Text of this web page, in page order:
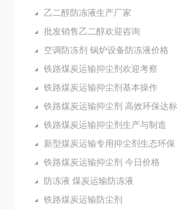
乙二醇防冻液生产厂家
批发销售乙二醇欢迎咨询
空调防冻剂 锅炉设备防冻液价格
铁路煤炭运输抑尘剂欢迎考察
铁路煤炭运输抑尘剂基本操作
铁路煤炭运输抑尘剂 高效环保达标
铁路煤炭运输抑尘剂生产与制造
新型煤炭运输专用抑尘剂生态环保
铁路煤炭运输抑尘剂 今日价格
防冻液 煤炭运输防冻液
铁路煤炭运输防尘剂